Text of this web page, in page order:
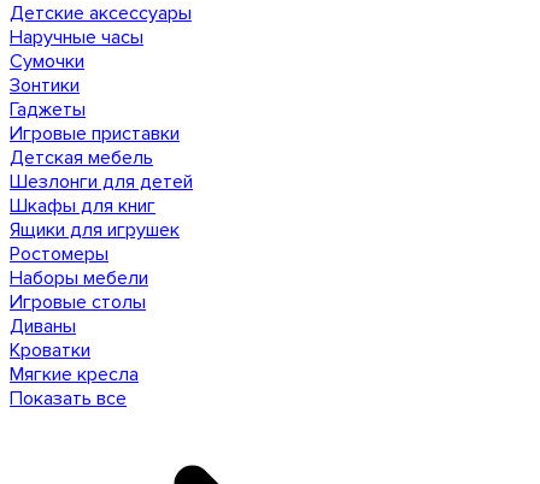
Детские аксессуары
Наручные часы
Сумочки
Зонтики
Гаджеты
Игровые приставки
Детская мебель
Шезлонги для детей
Шкафы для книг
Ящики для игрушек
Ростомеры
Наборы мебели
Игровые столы
Диваны
Кроватки
Мягкие кресла
Показать все